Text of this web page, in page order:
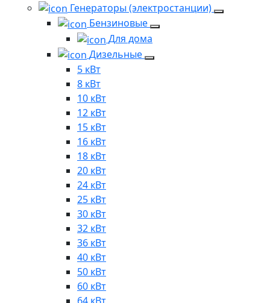
Генераторы (электростанции)
Бензиновые
Для дома
Дизельные
5 кВт
8 кВт
10 кВт
12 кВт
15 кВт
16 кВт
18 кВт
20 кВт
24 кВт
25 кВт
30 кВт
32 кВт
36 кВт
40 кВт
50 кВт
60 кВт